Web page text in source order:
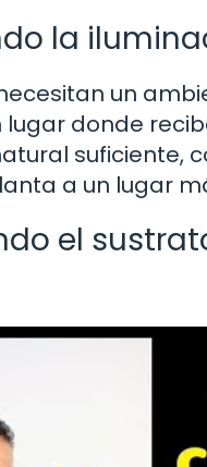
la
un
donde
suficiente,
a un lugar
el